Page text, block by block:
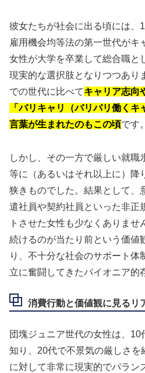
彼女たちが社会に出る頃には、
雇用機会均等法の第一世代がキ
女性が大学を卒業して総合職と
現実的な選択肢となりつつあり
での世代に比べてキャリア志向
「バリキャリ（バリバリ働く
言葉が生まれたのもこの頃です。
しかし、その一方で厳しい就職
等に（あるいはそれ以上に）降
狭きものでした。結果として、
遣社員や契約社員といった非正
トさせた女性も少なくありま
続けるのが当たり前という価値
り、 不十分な社会のサポート体
立に奮闘してきたパイオニア的
消費行動と価値観に見るリ
団塊ジュニア世代の女性は、10
知り、20代で不景気の厳しさを
に対して非常に現実的でバラン